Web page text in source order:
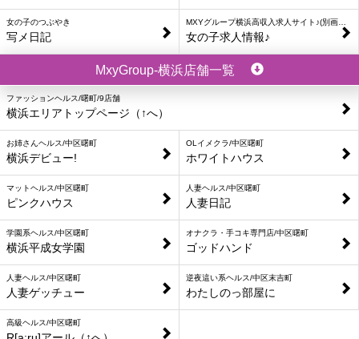
女の子のつぶやき
写メ日記
MXYグループ横浜高収入求人サイト♪(別画面を表示します)
女の子求人情報♪
MxyGroup-横浜店舗一覧
ファッションヘルス/曙町/9店舗
横浜エリアトップページ（↑へ）
お姉さんヘルス/中区曙町
横浜デビュー!
OLイメクラ/中区曙町
ホワイトハウス
マットヘルス/中区曙町
ピンクハウス
人妻ヘルス/中区曙町
人妻日記
学園系ヘルス/中区曙町
横浜平成女学園
オナクラ・手コキ専門店/中区曙町
ゴッドハンド
人妻ヘルス/中区曙町
人妻ゲッチュー
逆夜這い系ヘルス/中区末吉町
わたしのっ部屋に
高級ヘルス/中区曙町